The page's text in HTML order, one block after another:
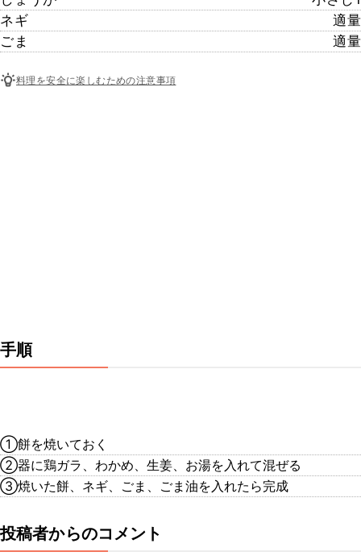
ネギ
適量
ごま
適量
料理を安全に楽しむための注意事項
手順
①餅を焼いておく
②器に鶏ガラ、わかめ、生姜、お湯を入れて混ぜる
③焼いた餅、ネギ、ごま、ごま油を入れたら完成
投稿者からのコメント